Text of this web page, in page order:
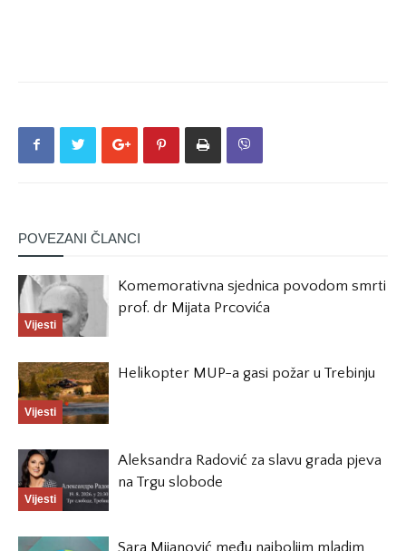
POVEZANI ČLANCI
Vijesti
Komemorativna sjednica povodom smrti
prof. dr Mijata Prcovića
Vijesti
Helikopter MUP-a gasi požar u Trebinju
Vijesti
Aleksandra Radović za slavu grada pjeva
na Trgu slobode
Sara Mijanović među najboljim mladim